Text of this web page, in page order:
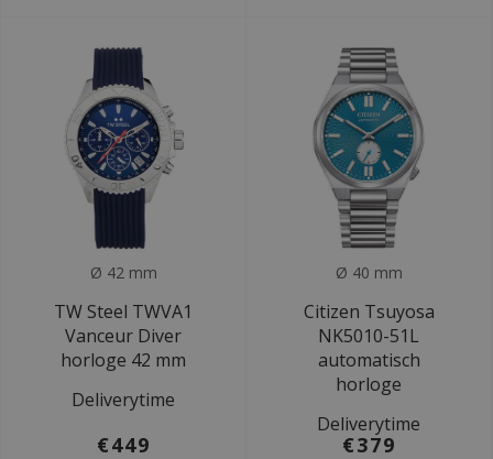
Ø 42 mm
TW Steel TWVA1
Vanceur Diver
horloge 42 mm
Deliverytime
€449
Ø 40 mm
Citizen Tsuyosa
NK5010-51L
automatisch
horloge
Deliverytime
€379